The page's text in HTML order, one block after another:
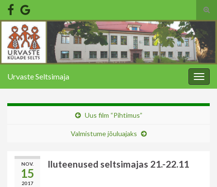
Search for:
Urvaste Seltsimaja
Uus film “Pihtimus”
Valmistume jõuluajaks
NOV.
15
2017
Iluteenused seltsimajas 21.-22.11